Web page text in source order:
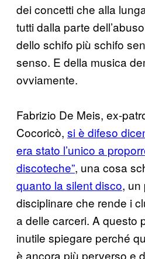
dei concetti che alla
tutti dalla parte
dello schifo più schifo
senso. E della musica
ovviamente.
Fabrizio De Meis, ex-
Cocoricò, si è difeso
era stato l’unico a
discoteche”, una cosa
quanto la silent disco, un
disciplinare che rende i
a delle carceri. A questo
inutile spiegare perché
è ancora più perverso e